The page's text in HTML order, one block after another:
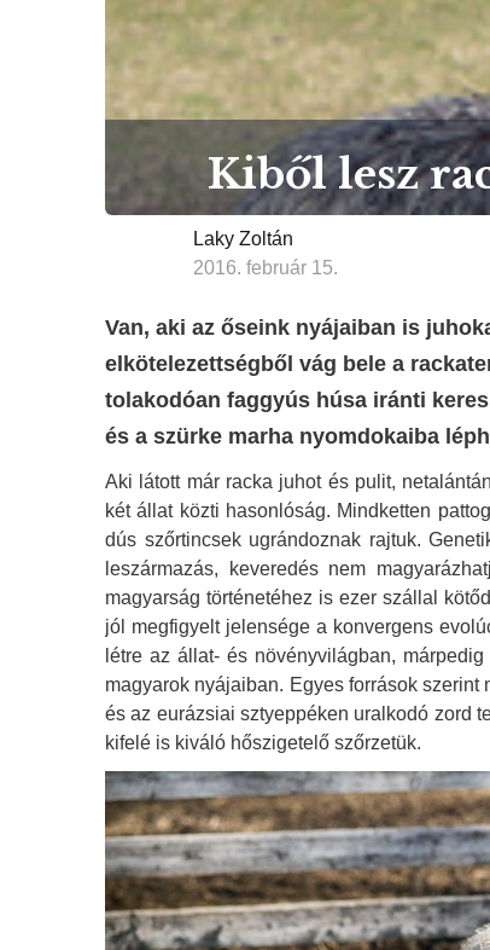
Kiből lesz
Laky Zoltán
2016. február 15.
Van, aki az őseink nyájaiban is
elkötelezettségből vág bele a
tolakodóan faggyús húsa iránti
és a szürke marha nyomdokaiba
Aki látott már racka juhot és pulit,
két állat közti hasonlóság. Mindketten
dús szőrtincsek ugrándoznak rajtuk.
leszármazás, keveredés nem
magyarság történetéhez is ezer szállal
jól megfigyelt jelensége a konvergens
létre az állat- és növényvilágban,
magyarok nyájaiban. Egyes források
és az eurázsiai sztyeppéken uralkodó zord
kifelé is kiváló hőszigetelő szőrzetük.